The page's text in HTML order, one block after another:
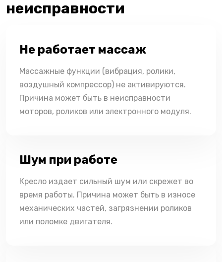
неисправности
Не работает массаж
Массажные функции (вибрация, ролики,
воздушный компрессор) не активируются.
Причина может быть в неисправности
моторов, роликов или электронного модуля.
Шум при работе
Кресло издает сильный шум или скрежет во
время работы. Причина может быть в износе
механических частей, загрязнении роликов
или поломке двигателя.